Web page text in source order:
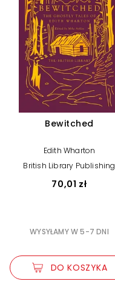
Bewitched
Edith Wharton
British Library Publishing
70,01 zł
WYSYŁAMY W 5-7 DNI
DO KOSZYKA